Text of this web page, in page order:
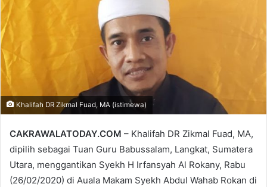
Khalifah DR Zikmal Fuad, MA (istimewa)
CAKRAWALATODAY.COM – Khalifah DR Zikmal Fuad, MA,
dipilih sebagai Tuan Guru Babussalam, Langkat, Sumatera
Utara, menggantikan Syekh H Irfansyah Al Rokany, Rabu
(26/02/2020) di Auala Makam Syekh Abdul Wahab Rokan di